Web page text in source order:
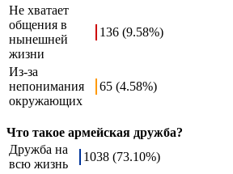
Не хватает
общения в
нынешней
жизни
136 (9.58%)
Из-за
непонимания
окружающих
65 (4.58%)
Что такое армейская дружба?
Дружба на
всю жизнь
1038 (73.10%)